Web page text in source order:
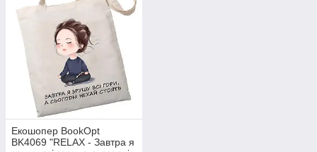
Екошопер BookOpt
BK4069 "RELAX - Завтра я